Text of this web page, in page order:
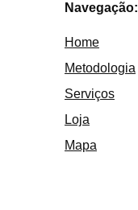
Navegação:
Home
Metodologia
Serviços
Loja
Mapa